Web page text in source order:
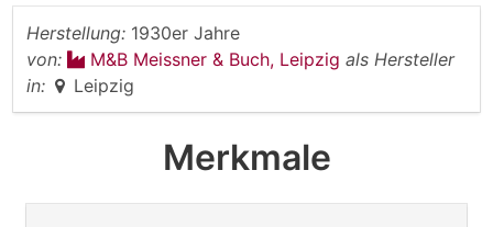
Herstellung: 1930er Jahre
von:
M&B Meissner & Buch, Leipzig als Hersteller
in:
Leipzig
Merkmale